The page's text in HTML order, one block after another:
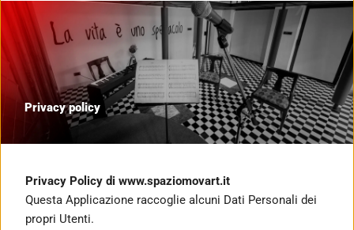
Privacy policy
Privacy Policy di www.spaziomovart.it
Questa Applicazione raccoglie alcuni Dati Personali dei
propri Utenti.